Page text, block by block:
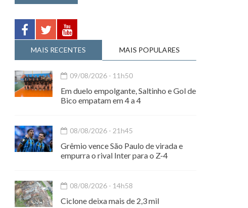
MAIS RECENTES MAIS POPULARES
09/08/2026 - 11h50
Em duelo empolgante, Saltinho e Gol de
Bico empatam em 4 a 4
08/08/2026 - 21h45
Grêmio vence São Paulo de virada e
empurra o rival Inter para o Z-4
08/08/2026 - 14h58
Ciclone deixa mais de 2,3 mil